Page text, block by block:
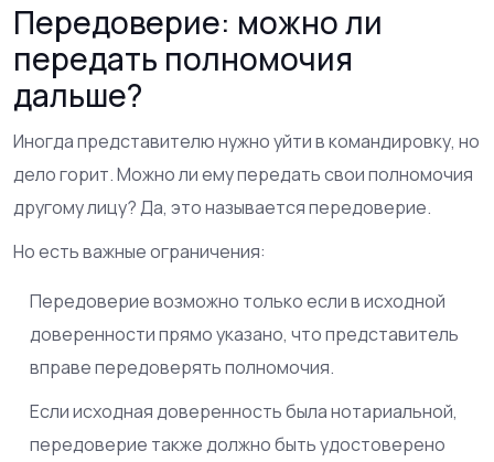
Передоверие: можно ли
передать полномочия
дальше?
Иногда представителю нужно уйти в командировку, но
дело горит. Можно ли ему передать свои полномочия
другому лицу? Да, это называетсяпередоверие.
Но есть важные ограничения:
Передоверие возможно только если в исходной
доверенности прямо указано, что представитель
вправе передоверять полномочия.
Если исходная доверенность была нотариальной,
передоверие также должно быть удостоверено